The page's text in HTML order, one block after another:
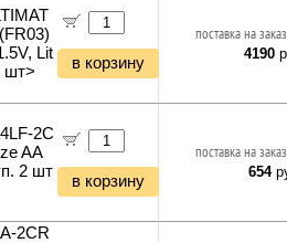
Lit
шт>
в корзину
поставка на
4190
2C
AA
2 шт
в корзину
поставка на
654
2CR